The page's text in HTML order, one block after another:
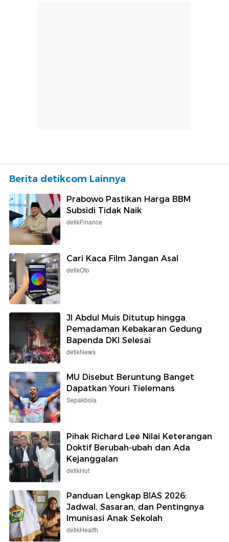
Berita detikcom Lainnya
Prabowo Pastikan Harga BBM
Subsidi Tidak Naik
detikFinance
Cari Kaca Film Jangan Asal
detikOto
Jl Abdul Muis Ditutup hingga
Pemadaman Kebakaran Gedung
Bapenda DKI Selesai
detikNews
MU Disebut Beruntung Banget
Dapatkan Youri Tielemans
Sepakbola
Pihak Richard Lee Nilai Keterangan
Doktif Berubah-ubah dan Ada
Kejanggalan
detikHot
Panduan Lengkap BIAS 2026:
Jadwal, Sasaran, dan Pentingnya
Imunisasi Anak Sekolah
detikHealth